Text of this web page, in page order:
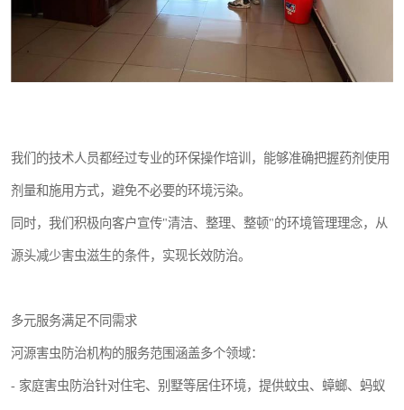
我们的技术人员都经过专业的环保操作培训，能够准确把握药剂使用
剂量和施用方式，避免不必要的环境污染。
同时，我们积极向客户宣传"清洁、整理、整顿"的环境管理理念，从
源头减少害虫滋生的条件，实现长效防治。
多元服务满足不同需求
河源害虫防治机构的服务范围涵盖多个领域：
- 家庭害虫防治针对住宅、别墅等居住环境，提供蚊虫、蟑螂、蚂蚁